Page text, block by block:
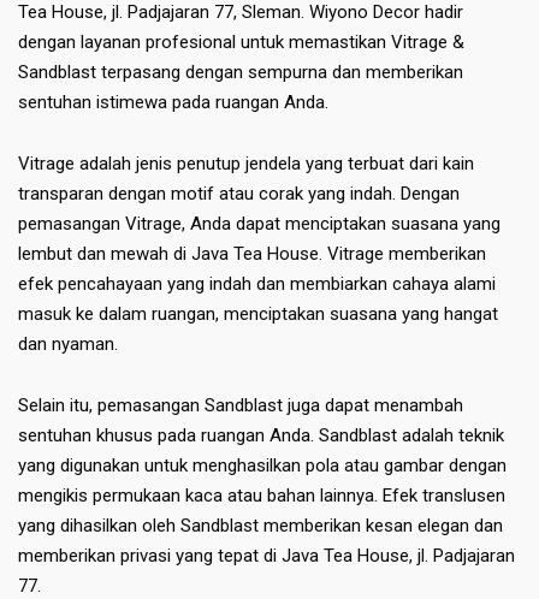
Tea House, jl. Padjajaran 77, Sleman. Wiyono Decor hadir
dengan layanan profesional untuk memastikan Vitrage &
Sandblast terpasang dengan sempurna dan memberikan
sentuhan istimewa pada ruangan Anda.
Vitrage adalah jenis penutup jendela yang terbuat dari kain
transparan dengan motif atau corak yang indah. Dengan
pemasangan Vitrage, Anda dapat menciptakan suasana yang
lembut dan mewah di Java Tea House. Vitrage memberikan
efek pencahayaan yang indah dan membiarkan cahaya alami
masuk ke dalam ruangan, menciptakan suasana yang hangat
dan nyaman.
Selain itu, pemasangan Sandblast juga dapat menambah
sentuhan khusus pada ruangan Anda. Sandblast adalah teknik
yang digunakan untuk menghasilkan pola atau gambar dengan
mengikis permukaan kaca atau bahan lainnya. Efek translusen
yang dihasilkan oleh Sandblast memberikan kesan elegan dan
memberikan privasi yang tepat di Java Tea House, jl. Padjajaran
77.